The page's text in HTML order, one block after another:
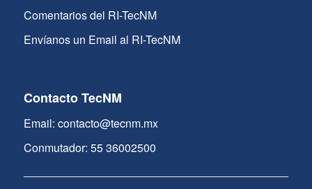
Comentarios del RI-TecNM
Envíanos un Email al RI-TecNM
Contacto TecNM
Email: contacto@tecnm.mx
Conmutador: 55 36002500